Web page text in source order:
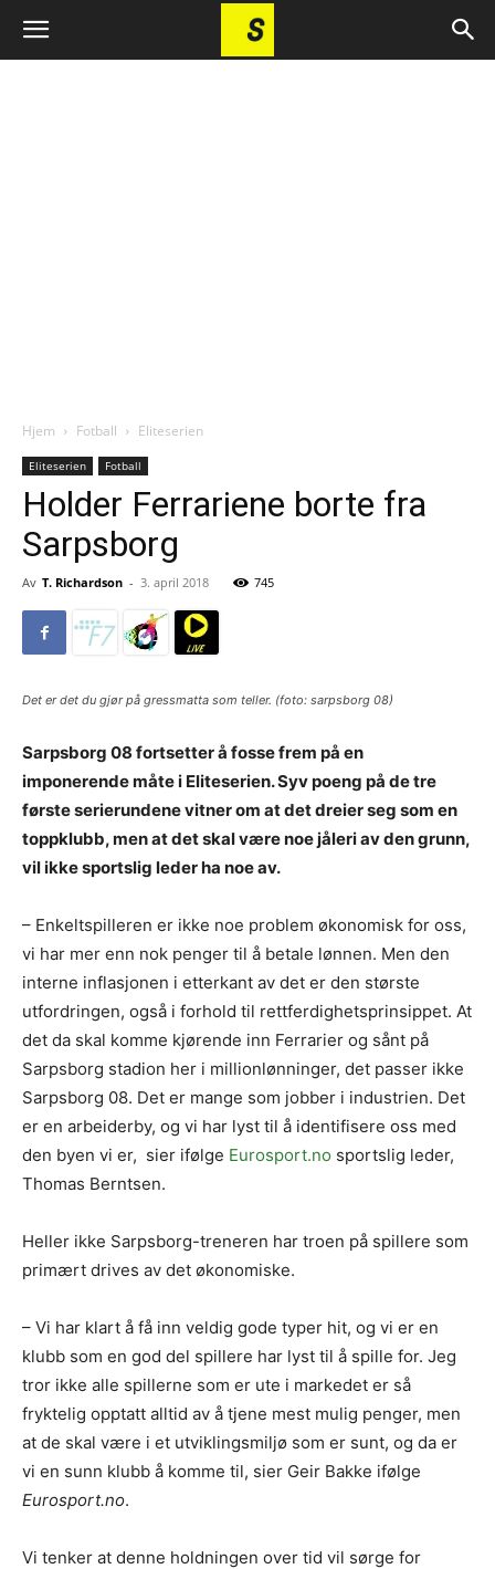
Hjem Fotball Eliteserien
Eliteserien Fotball
Holder Ferrariene borte fra
Sarpsborg
Av T. Richardson - 3. april 2018 745
Det er det du gjør på gressmatta som teller. (foto: sarpsborg 08)
Sarpsborg 08 fortsetter å fosse frem på en
imponerende måte i Eliteserien. Syv poeng på de tre
første serierundene vitner om at det dreier seg som en
toppklubb, men at det skal være noe jåleri av den grunn,
vil ikke sportslig leder ha noe av.
– Enkeltspilleren er ikke noe problem økonomisk for oss,
vi har mer enn nok penger til å betale lønnen. Men den
interne inflasjonen i etterkant av det er den største
utfordringen, også i forhold til rettferdighetsprinsippet. At
det da skal komme kjørende inn Ferrarier og sånt på
Sarpsborg stadion her i millionlønninger, det passer ikke
Sarpsborg 08. Det er mange som jobber i industrien. Det
er en arbeiderby, og vi har lyst til å identifisere oss med
den byen vi er, sier ifølge Eurosport.no sportslig leder,
Thomas Berntsen.
Heller ikke Sarpsborg-treneren har troen på spillere som
primært drives av det økonomiske.
– Vi har klart å få inn veldig gode typer hit, og vi er en
klubb som en god del spillere har lyst til å spille for. Jeg
tror ikke alle spillerne som er ute i markedet er så
fryktelig opptatt alltid av å tjene mest mulig penger, men
at de skal være i et utviklingsmiljø som er sunt, og da er
vi en sunn klubb å komme til, sier Geir Bakke ifølge
Eurosport.no.
Vi tenker at denne holdningen over tid vil sørge for